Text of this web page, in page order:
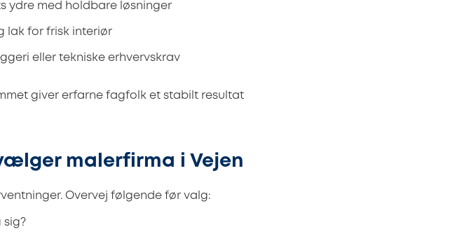
ydre med holdbare løsninger
lak for frisk interiør
eller tekniske erhvervskrav
giver erfarne fagfolk et stabilt resultat
malerfirma i Vejen
Overvej følgende før valg:
sig?